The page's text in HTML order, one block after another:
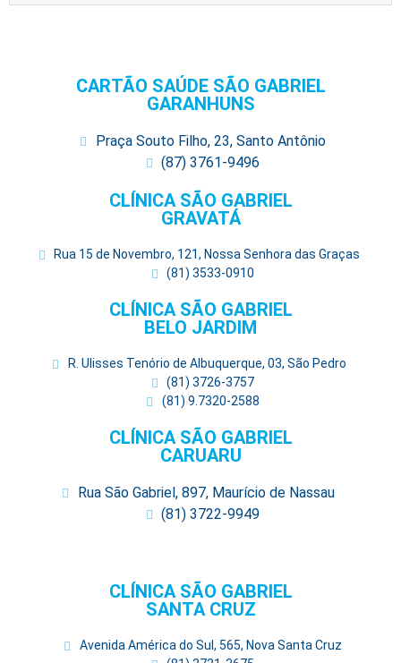
CARTÃO SAÚDE SÃO GABRIEL
GARANHUNS
Praça Souto Filho, 23, Santo Antônio
(87) 3761-9496
CLÍNICA SÃO GABRIEL
GRAVATÁ
Rua 15 de Novembro, 121, Nossa Senhora das Graças
(81) 3533-0910
CLÍNICA SÃO GABRIEL
BELO JARDIM
R. Ulisses Tenório de Albuquerque, 03, São Pedro
(81) 3726-3757
(81) 9.7320-2588
CLÍNICA SÃO GABRIEL
CARUARU
Rua São Gabriel, 897, Maurício de Nassau
(81) 3722-9949
CLÍNICA SÃO GABRIEL
SANTA CRUZ
Avenida América do Sul, 565, Nova Santa Cruz